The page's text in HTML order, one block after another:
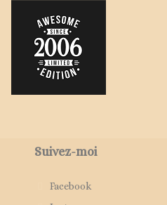
Suivez-moi
Facebook